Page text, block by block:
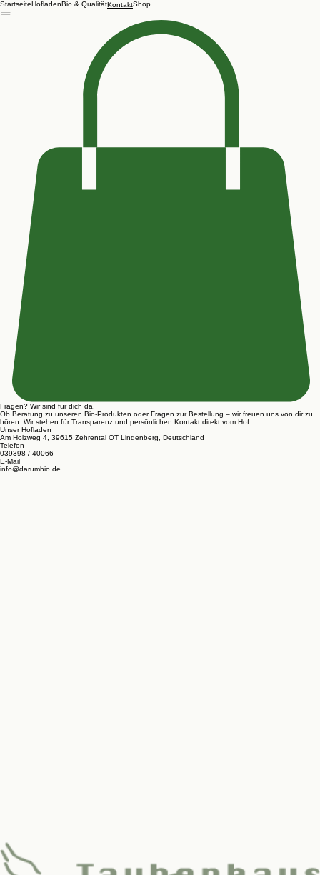
StartseiteHofladenBio & QualitätKontaktShop
Fragen? Wir sind für dich da.
Ob Beratung zu unseren Bio-Produkten oder Fragen zur Bestellung – wir freuen uns von dir zu
hören. Wir stehen für Transparenz und persönlichen Kontakt direkt vom Hof.
Unser Hofladen
Am Holzweg 4, 39615 Zehrental OT Lindenberg, Deutschland
Telefon
039398 / 40066
E-Mail
info@darumbio.de